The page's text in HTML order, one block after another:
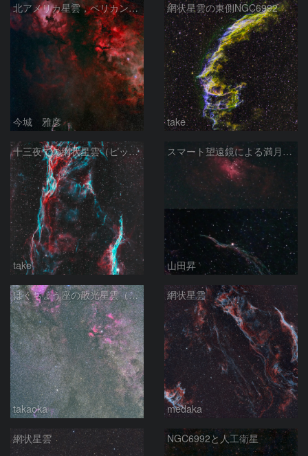
北アメリカ星雲，ペリカン星雲，サドル付近，クレセント星雲，網状星雲・・・etc
今城 雅彦
網状星雲の東側NGC6992
take
十三夜での網状星雲（ピッカリングの三角）
take
スマート望遠鏡による満月下の星雲（M16,NGC6960）
山田昇
はくちょう座の散光星雲（１００ｍｍ）
takaoka
網状星雲
medaka
網状星雲 NGC6992と人工衛星